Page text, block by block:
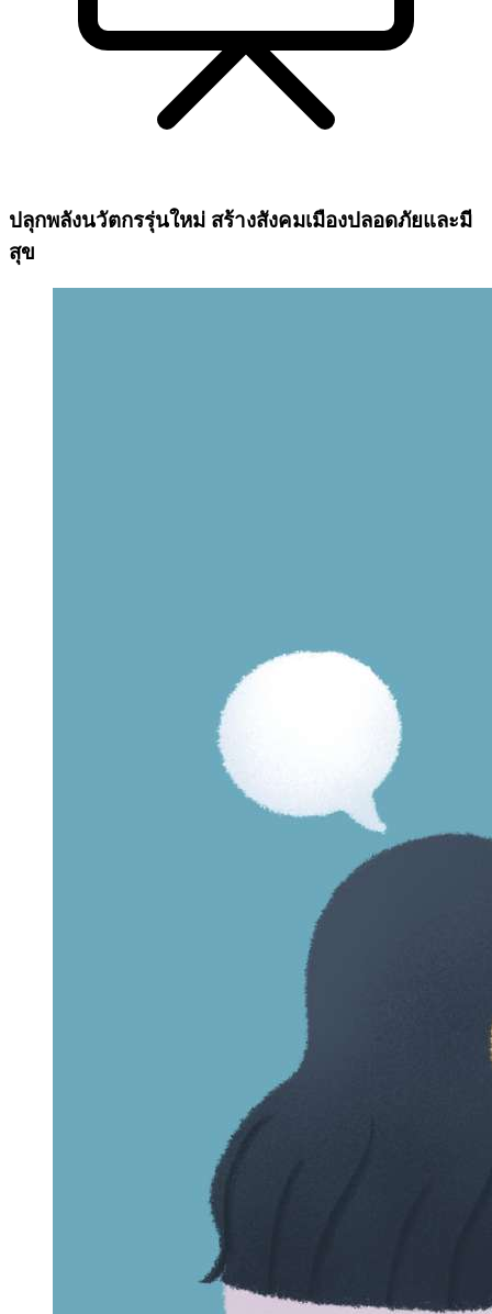
ปลุกพลังนวัตกรรุ่นใหม่ สร้างสังคมเมืองปลอดภัยและมี
สุข